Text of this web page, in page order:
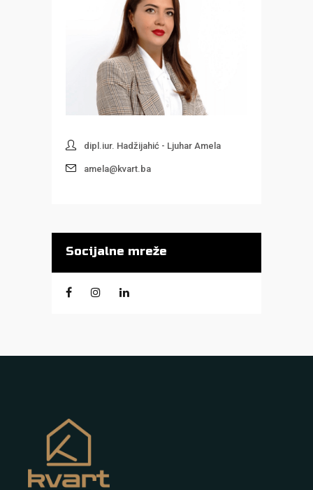
dipl.iur. Hadžijahić - Ljuhar Amela
amela@kvart.ba
Socijalne mreže